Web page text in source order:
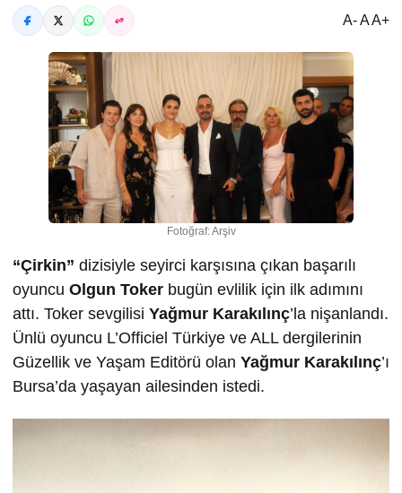
A- A A+
Fotoğraf: Arşiv
“Çirkin” dizisiyle seyirci karşısına çıkan başarılı
oyuncu Olgun Toker bugün evlilik için ilk adımını
attı. Toker sevgilisi Yağmur Karakılınç’la nişanlandı.
Ünlü oyuncu L’Officiel Türkiye ve ALL dergilerinin
Güzellik ve Yaşam Editörü olan Yağmur Karakılınç’ı
Bursa’da yaşayan ailesinden istedi.